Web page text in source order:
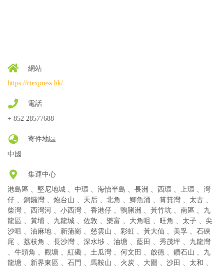
網站
https://rtexpress.hk/
電話
+ 852 28577688
寄件地區
中國
集運中心
港島區 、堅尼地城 、中環 、海怡半島 、長洲 、西環 、上環 、灣
仔 、銅鑼灣 、炮台山 、天后 、北角 、鯽魚涌 、筲箕灣 、太古 、
柴灣 、西灣河 、小西灣 、香港仔 、鴨脷洲 、黃竹坑 、南區 、九
龍區 、黃埔 、九龍城 、佐敦 、樂富 、大角咀 、旺角 、太子 、尖
沙咀 、油麻地 、新蒲崗 、慈雲山 、彩虹 、黃大仙 、美孚 、石硤
尾 、荔枝角 、長沙灣 、深水埗 、油塘 、藍田 、秀茂坪 、九龍灣
、牛頭角 、觀塘 、紅磡 、土瓜灣 、何文田 、啟德 、鑽石山 、九
龍塘 、新界東區 、石門 、馬鞍山 、火炭 、大圍 、沙田 、太和 、